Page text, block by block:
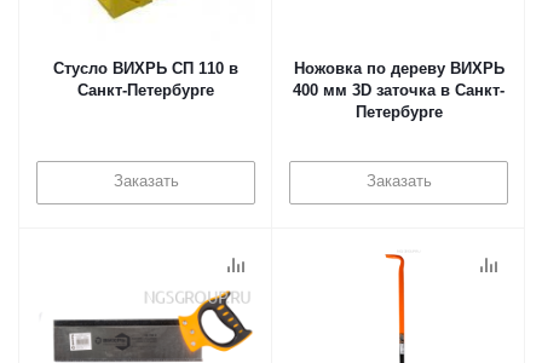
Стусло ВИХРЬ СП 110 в
Санкт-Петербурге
Заказать
Ножовка по дереву ВИХРЬ
400 мм 3D заточка в Санкт-
Петербурге
Заказать